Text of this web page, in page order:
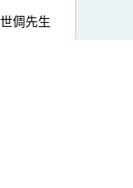
倜先生